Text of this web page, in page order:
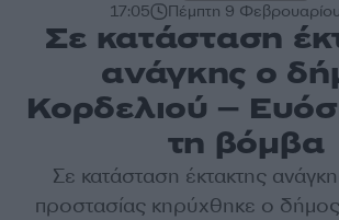
17:05 Πέμπτη 9
Σε κατάσταση
ανάγκης ο
Κορδελιού –
τη βόμβα
Σε κατάσταση έκτακτης
προστασίας κηρύχθηκε ο